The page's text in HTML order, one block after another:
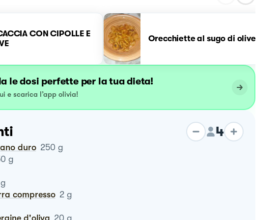
CON CIPOLLE E
Orecchiette al sugo di olive
le dosi perfette per la tua dieta!
e scarica l’app olivia!
4
duro 250 g
g
g
compresso 2 g
d'oliva 20 g